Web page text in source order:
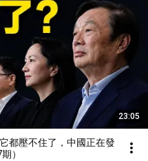
23:05
都壓不住了，中國正在發
）